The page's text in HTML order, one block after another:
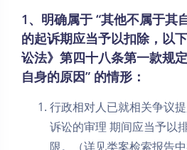
1、明确属于 “其他不属于其
的起诉期应当予以扣除，以
讼法》第四十八条第一款规
自身的原因” 的情形：
行政相对人已就相关争议
诉讼的审理 期间应当予以
限。（详见类案检索报告中